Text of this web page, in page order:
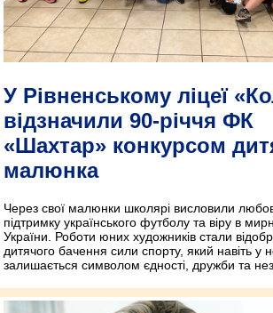
У Рівненському ліцеї
відзначили 90-річчя ФК
«Шахтар» конкурсом
малюнка
Через свої малюнки школярі висловили
підтримку українського футболу та віру в
України. Роботи юних художників стали
дитячого бачення сили спорту, який навіть у
залишається символом єдності, дружби та